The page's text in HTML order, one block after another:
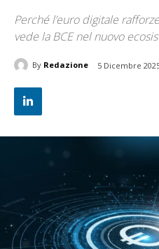
Perché l’euro digitale
vede la BCE nel nuovo
By Redazione 5 Dicembre